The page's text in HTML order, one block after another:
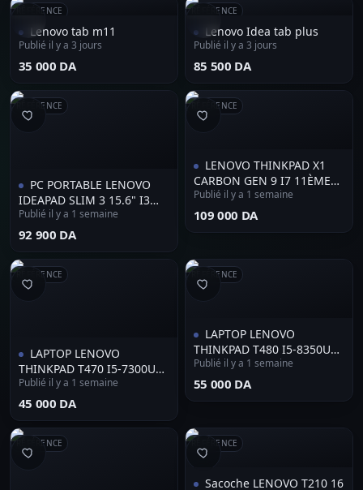
RÉFÉRENCE
Lenovo tab m11
Publié il y a 3 jours
⁦35 000 DA⁩
RÉFÉRENCE
Lenovo Idea tab plus
Publié il y a 3 jours
⁦85 500 DA⁩
RÉFÉRENCE
PC PORTABLE LENOVO
IDEAPAD SLIM 3 15.6" I3
13GEN 8GB RAM 256GB
SSD FHD
Publié il y a 1 semaine
⁦92 900 DA⁩
RÉFÉRENCE
LENOVO THINKPAD X1
CARBON GEN 9 I7 11ÈME
32GB 1000GB 3K
Publié il y a 1 semaine
⁦109 000 DA⁩
RÉFÉRENCE
LAPTOP LENOVO
THINKPAD T470 I5-7300U
8G 512G SSD 14'' FHD
WIN10
Publié il y a 1 semaine
⁦45 000 DA⁩
RÉFÉRENCE
LAPTOP LENOVO
THINKPAD T480 I5-8350U
8G 512SSD 14'' FHD WIN11
Publié il y a 1 semaine
⁦55 000 DA⁩
RÉFÉRENCE RÉFÉRENCE
Sacoche LENOVO T210 16